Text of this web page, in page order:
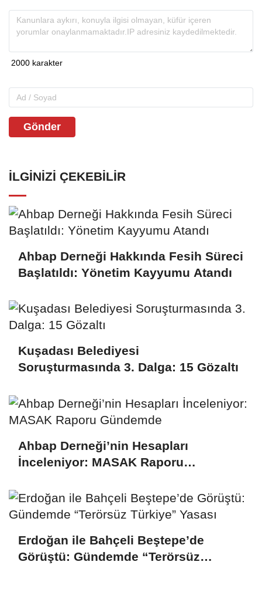
Gönder
İLGINIZI ÇEKEBILIR
Ahbap Derneği Hakkında Fesih Süreci
Başlatıldı: Yönetim Kayyumu Atandı
Kuşadası Belediyesi
Soruşturmasında 3. Dalga: 15 Gözaltı
Ahbap Derneği’nin Hesapları
İnceleniyor: MASAK Raporu
Erdoğan ile Bahçeli Beştepe’de
Görüştü: Gündemde “Terörsüz